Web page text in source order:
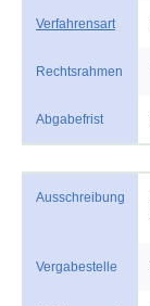
Verfahrensart
Rechtsrahmen
Abgabefrist
Ausschreibung
Vergabestelle